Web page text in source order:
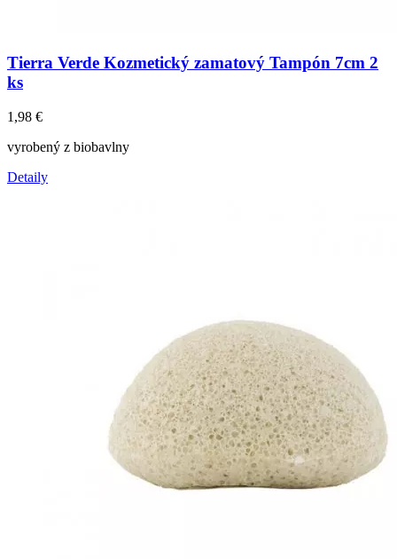
Tierra Verde Kozmetický zamatový Tampón 7cm 2
ks
1,98 €
vyrobený z biobavlny
Detaily